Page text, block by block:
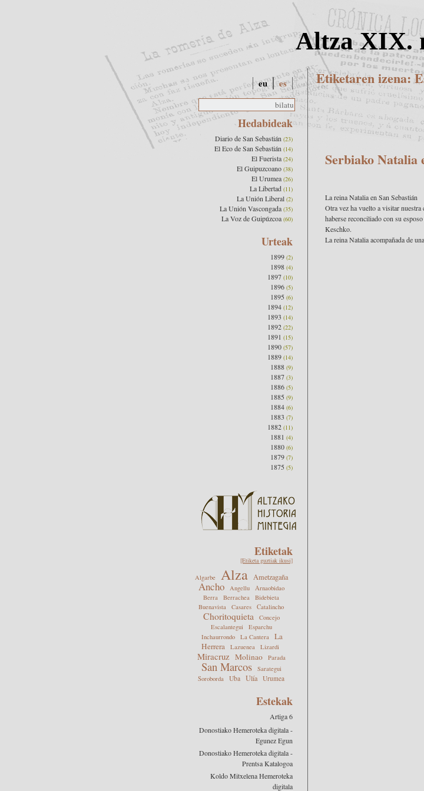
Altza XIX.
Etiketaren izena:
Serbiako
La reina Natalia en San Sebastián
Otra vez ha vuelto a visitar nuestra
haberse reconciliado con su
Keschko.
La reina Natalia acompañada de
eu es
Hedabideak
Diario de San Sebastián (23)
El Eco de San Sebastián (14)
El Fuerista (24)
El Guipuzcoano (38)
El Urumea (26)
La Libertad (11)
La Unión Liberal (2)
La Unión Vascongada (35)
La Voz de Guipúzcoa (60)
Urteak
1899 (2)
1898 (4)
1897 (10)
1896 (5)
1895 (6)
1894 (12)
1893 (14)
1892 (22)
1891 (15)
1890 (57)
1889 (14)
1888 (9)
1887 (3)
1886 (5)
1885 (9)
1884 (6)
1883 (7)
1882 (11)
1881 (4)
1880 (6)
1879 (7)
1875 (5)
Etiketak
[Etiketa guztiak ikusi]
Algarbe Alza Ametzagaña
Ancho Angellu
Arnaobidao
Berra
Berrachea
Bidebieta
Buenavista
Casares Catalincho
Choritoquieta
Concejo
Escalantegui
Esparchu
Inchaurrondo
La Cantera
La
Herrera
Lazuenea Lizardi
Miracruz Molinao Parada
San Marcos
Sarategui
Soroborda
Uba Ulía Urumea
Estekak
Artiga 6
Donostiako Hemeroteka digitala -
Egunez Egun
Donostiako Hemeroteka digitala -
Prentsa Katalogoa
Koldo Mitxelena Hemeroteka
digitala